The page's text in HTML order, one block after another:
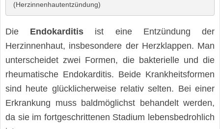
(Herzinnenhautentzündung)
Die Endokarditis ist eine Entzündung der
Herzinnenhaut, insbesondere der Herzklappen. Man
unterscheidet zwei Formen, die bakterielle und die
rheumatische Endokarditis. Beide Krankheitsformen
sind heute glücklicherweise relativ selten. Bei einer
Erkrankung muss baldmöglichst behandelt werden,
da sie im fortgeschrittenen Stadium lebensbedrohlich